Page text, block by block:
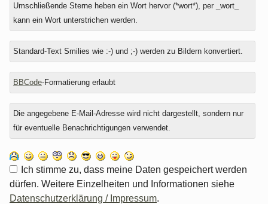
Umschließende Sterne heben ein Wort hervor (*wort*), per _wort_
kann ein Wort unterstrichen werden.
Standard-Text Smilies wie :-) und ;-) werden zu Bildern konvertiert.
BBCode-Formatierung erlaubt
Die angegebene E-Mail-Adresse wird nicht dargestellt, sondern nur
für eventuelle Benachrichtigungen verwendet.
Ich stimme zu, dass meine Daten gespeichert werden
dürfen. Weitere Einzelheiten und Informationen siehe
Datenschutzerklärung / Impressum.